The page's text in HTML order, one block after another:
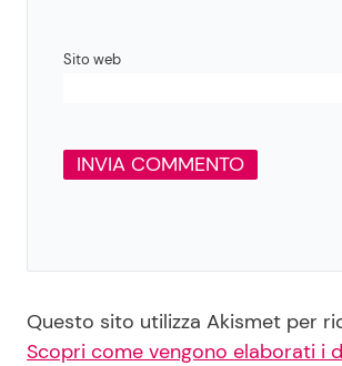
Sito web
Questo sito utilizza Akismet per
Scopri come vengono elaborati i